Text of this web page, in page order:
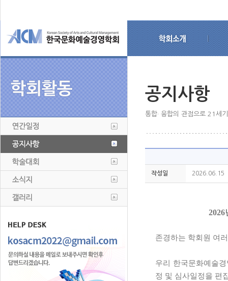
공지사항
통합· 융합의 관점으로 21세
작성일 2026.06.15
2026
존경하는 학회원 여
우리 한국문화예술
정 및 심사일정을 편